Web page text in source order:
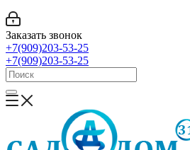
Заказать звонок
+7(909)203-53-25
+7(909)203-53-25